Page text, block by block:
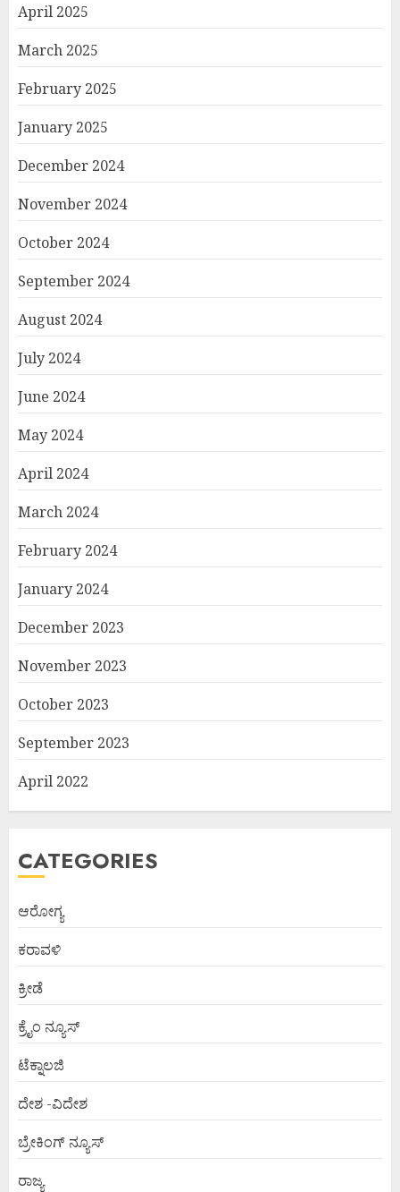
April 2025
March 2025
February 2025
January 2025
December 2024
November 2024
October 2024
September 2024
August 2024
July 2024
June 2024
May 2024
April 2024
March 2024
February 2024
January 2024
December 2023
November 2023
October 2023
September 2023
April 2022
CATEGORIES
ಆರೋಗ್ಯ
ಕರಾವಳಿ
ಕ್ರೀಡೆ
ಕ್ರೈಂ ನ್ಯೂಸ್
ಟೆಕ್ನಾಲಜಿ
ದೇಶ -ವಿದೇಶ
ಬ್ರೇಕಿಂಗ್ ನ್ಯೂಸ್
ರಾಜ್ಯ